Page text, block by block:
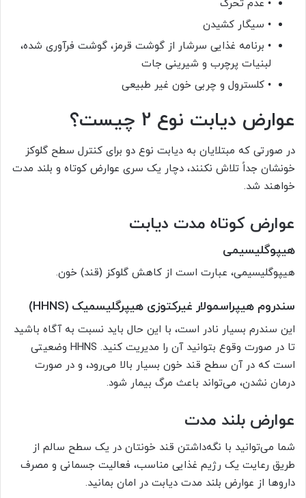
• عدم تحرک
• سیگار کشیدن
• برنامه غذایی سرشار از گوشت قرمز، گوشت فرآوری شده،
لبنیات پرچرب و شیرینی جات
• کلسترول و چربی خون غیر طبیعی
عوارض دیابت نوع 2 چیست؟
در صورتی که مبتلایان به دیابت نوع دو برای کنترل سطح گلوکز
خونشان جداً تلاش نکنند، دچار یک سری عوارض کوتاه و بلند مدت
خواهند شد.
عوارض کوتاه مدت دیابت
هیپوگلیسیمی
هیپوگلیسیمی، عبارت است از کاهش گلوکز (قند) خون.
سندروم هیپراسمولار غیرکتوزی هیپرگلیسمیک (HHNS)
این سندرم بسیار نادر است، با این حال باید نسبت به آگاه باشید
تا در صورت وقوع بتوانید آن را مدیریت کنید. HHNS وضعیتی
است که در آن سطح قند خون بسیار بالا می‌رود، و در صورت
درمان نشدن، می‌تواند باعث مرگ بیمار شود.
عوارض بلند مدت
شما می‌توانید با نگه‌داشتن قند خونتان در یک سطح سالم از
طریق رعایت یک رژیم غذایی مناسب، فعالیت جسمانی و مصرف
داروها از عوارض بلند مدت دیابت در امان بمانید.